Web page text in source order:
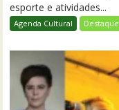
esporte e atividades...
Agenda Cultural Destaque